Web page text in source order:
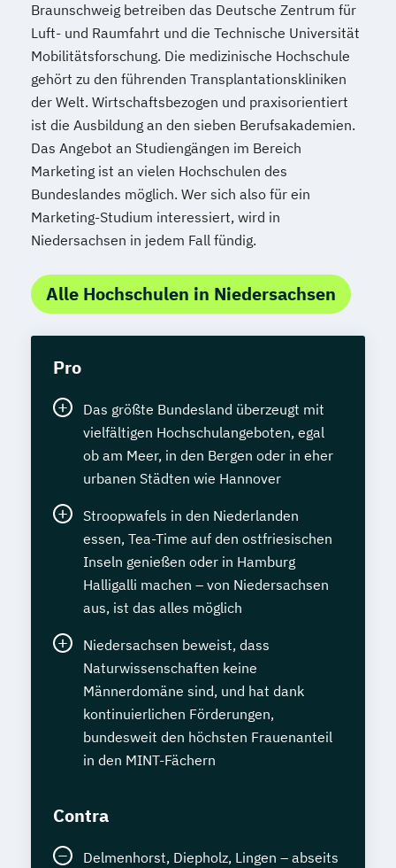
Braunschweig betreiben das Deutsche Zentrum für
Luft- und Raumfahrt und die Technische Universität
Mobilitätsforschung. Die medizinische Hochschule
gehört zu den führenden Transplantationskliniken
der Welt. Wirtschaftsbezogen und praxisorientiert
ist die Ausbildung an den sieben Berufsakademien.
Das Angebot an Studiengängen im Bereich
Marketing ist an vielen Hochschulen des
Bundeslandes möglich. Wer sich also für ein
Marketing-Studium interessiert, wird in
Niedersachsen in jedem Fall fündig.
Alle Hochschulen in Niedersachsen
Pro
Das größte Bundesland überzeugt mit
vielfältigen Hochschulangeboten, egal
ob am Meer, in den Bergen oder in eher
urbanen Städten wie Hannover
Stroopwafels in den Niederlanden
essen, Tea-Time auf den ostfriesischen
Inseln genießen oder in Hamburg
Halligalli machen – von Niedersachsen
aus, ist das alles möglich
Niedersachsen beweist, dass
Naturwissenschaften keine
Männerdomäne sind, und hat dank
kontinuierlichen Förderungen,
bundesweit den höchsten Frauenanteil
in den MINT-Fächern
Contra
Delmenhorst, Diepholz, Lingen – abseits